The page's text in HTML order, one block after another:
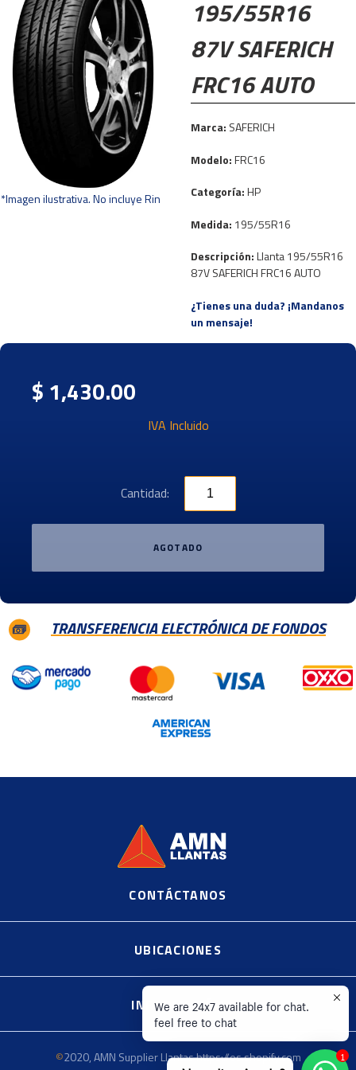
*Imagen ilustrativa. No incluye Rin
195/55R16
87V SAFERICH
FRC16 AUTO
Marca: SAFERICH
Modelo:FRC16
Categoría:HP
Medida: 195/55R16
Descripción:Llanta 195/55R16
87V SAFERICH FRC16 AUTO
¿Tienes una duda? ¡Mandanos
un mensaje!
$ 1,430.00
IVA Incluido
Cantidad:
AGOTADO
TRANSFERENCIA ELECTRÓNICA DE FONDOS
2020, AMN Supplier Llantas https://es.shopify.com
CONTÁCTANOS
UBICACIONES
INFORMACIÓN
©2020, AMN Supplier Llantas https://es.shopify.com
We are 24x7 available for chat.
feel free to chat
1